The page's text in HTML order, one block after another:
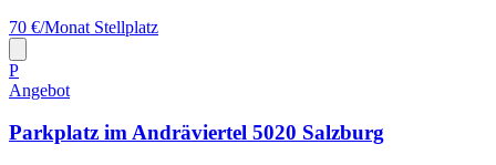
70 €/Monat Stellplatz
P
Angebot
Parkplatz im Andräviertel 5020 Salzburg